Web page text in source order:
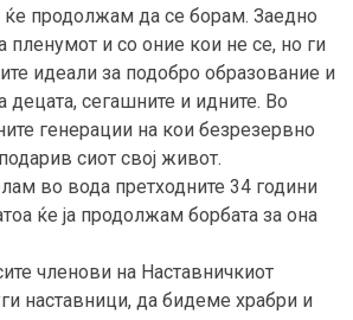
ќе продолжам да се борам. Заедно
пленумот и со оние кои не се, но ги
идеали за подобро образование и
децата, сегашните и идните. Во
генерации на кои безрезервно
сиот свој живот.
во вода претходните 34 години
ќе ја продолжам борбата за она
членови на Наставничкиот
наставници, да бидеме храбри и